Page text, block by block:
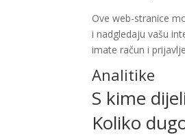
Ove web-stranice
i nadgledaju vašu
imate račun i
Analitike
S kime
Koliko